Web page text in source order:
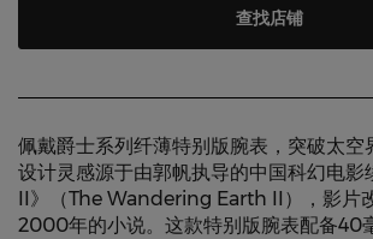
查找店铺
佩戴爵士系列纤薄特别版腕表，突破太空
设计灵感源于由郭帆执导的中国科幻电影
II》（The Wandering Earth II），影片
2000年的小说。这款特别版腕表配备40